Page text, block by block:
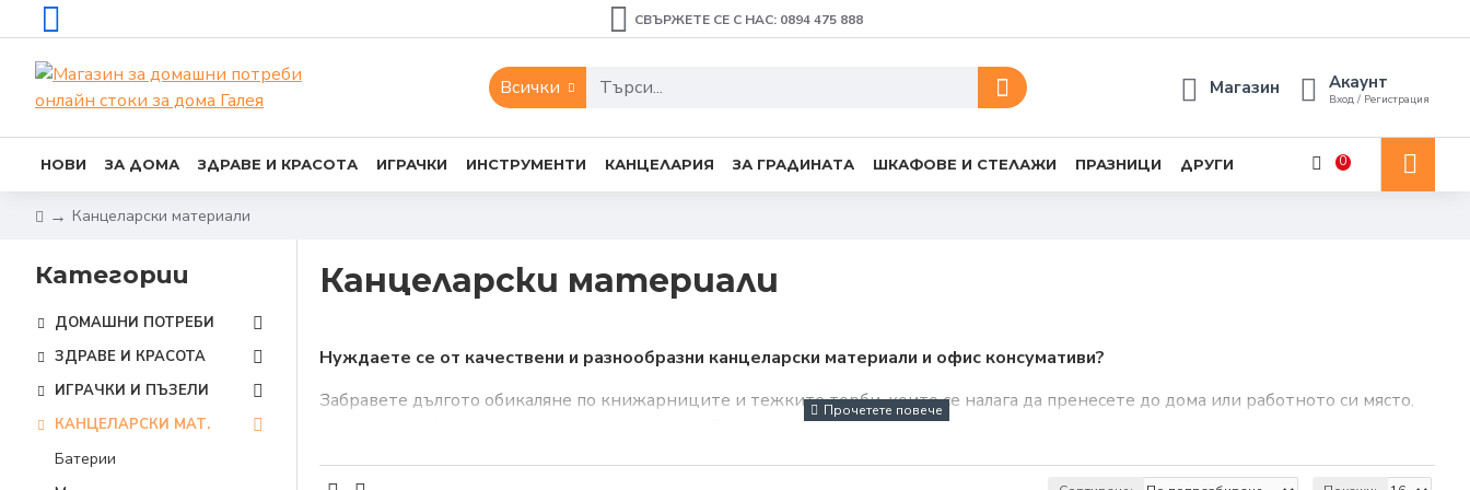
СВЪРЖЕТЕ СЕ С НАС: 0894 475 888
Всички Магазин Акаунт
Вход / Регистрация
НОВИ ЗА ДОМА ЗДРАВЕ И КРАСОТА ИГРАЧКИ ИНСТРУМЕНТИ КАНЦЕЛАРИЯ ЗА ГРАДИНАТА ШКАФОВЕ И СТЕЛАЖИ ПРАЗНИЦИ ДРУГИ 0
Канцеларски материали
Категории
ДОМАШНИ ПОТРЕБИ
ЗДРАВЕ И КРАСОТА
ИГРАЧКИ И ПЪЗЕЛИ
КАНЦЕЛАРСКИ МАТ.
Батерии
Канцеларски материали
Нуждаете се от качествени и разнообразни канцеларски материали и офис консумативи?
Забравете дългото обикаляне по книжарниците и тежките торби, които се налага да пренесете до дома или работното си място.
Ние – от онлайн магазин за домашни потреби Галея, сме се погрижили бързо и лесно да откриете всичко на едно място.
Само с няколко клика може да поръчате всичко необходимо за работа, училище или Вашите проекти – без да губите време и